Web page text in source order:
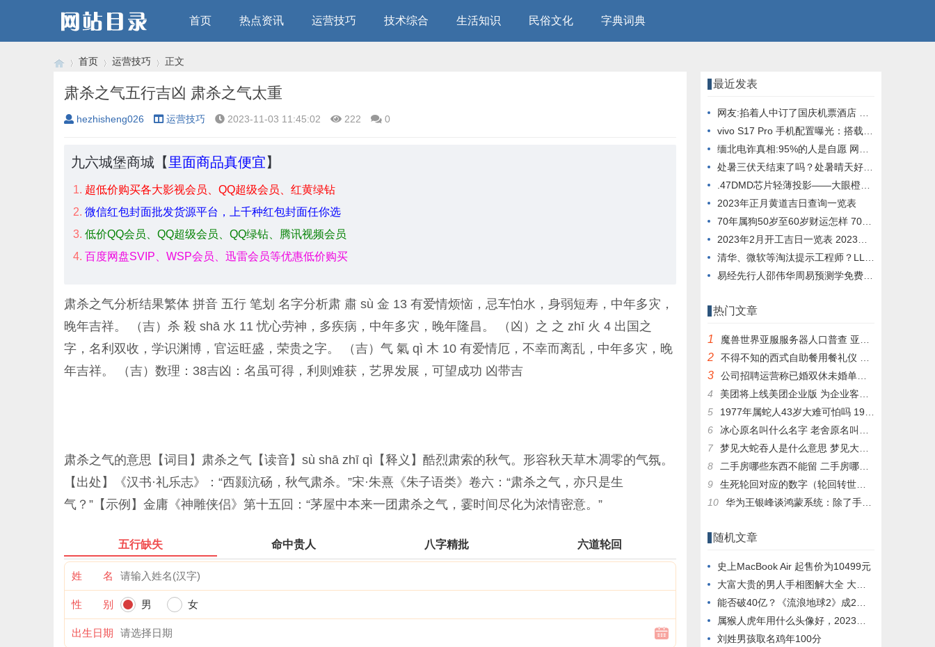
首页 热点资讯 运营技巧 技术综合 生活知识 民俗文化 字典词典
›
首页
›
运营技巧
›
正文
肃杀之气五行吉凶 肃杀之气太重
hezhisheng026 运营技巧 2023-11-03 11:45:02 222 0
九六城堡商城【 里面商品真便宜】
超低价购买各大影视会员、QQ超级会员、红黄绿钻
微信红包封面批发货源平台，上千种红包封面任你选
低价QQ会员、QQ超级会员、QQ绿钻、腾讯视频会员
百度网盘SVIP、WSP会员、迅雷会员等优惠低价购买
肃杀之气分析结果繁体 拼音 五行 笔划 名字分析肃 肅 sù 金 13 有爱情烦恼，忌车怕水，身弱短寿，中年多灾，
晚年吉祥。 （吉）杀 殺 shā 水 11 忧心劳神，多疾病，中年多灾，晚年隆昌。 （凶）之 之 zhī 火 4 出国之
字，名利双收，学识渊博，官运旺盛，荣贵之字。 （吉）气 氣 qì 木 10 有爱情厄，不幸而离乱，中年多灾，晚
年吉祥。 （吉）数理：38吉凶：名虽可得，利则难获，艺界发展，可望成功 凶带吉
肃杀之气的意思【词目】肃杀之气【读音】sù shā zhī qì【释义】酷烈肃索的秋气。形容秋天草木凋零的气氛。
【出处】《汉书·礼乐志》：“西颢沆砀，秋气肃杀。”宋·朱熹《朱子语类》卷六：“肃杀之气，亦只是生
气？”【示例】金庸《神雕侠侣》第十五回：“茅屋中本来一团肃杀之气，霎时间尽化为浓情密意。”
五行缺失 命中贵人 八字精批 六道轮回
姓 名
性 别 男 女
出生日期
最近发表
网友:掐着人中订了国庆机票酒店 看到价格差点晕倒
vivo S17 Pro 手机配置曝光：搭载天玑 8200 芯片， 12GB 内存
缅北电诈真相:95%的人是自愿 网友：这就是人性
处暑三伏天结束了吗？处暑晴天好还是下雨好？
.47DMD芯片轻薄投影——大眼橙X7D Pro它终于来了
2023年正月黄道吉日查询一览表
70年属狗50岁至60岁财运怎样 70年属狗51岁财运
2023年2月开工吉日一览表 2023年2月开工大吉日子
清华、微软等淘汰提示工程师？LLM与进化算法结合，创造超强提示优化器
易经先行人邵伟华周易预测学免费四柱八字算命
热门文章
1 魔兽世界亚服服务器人口普查 亚服台服人口普查数据一览
2 不得不知的西式自助餐用餐礼仪 西式自助餐有哪些
3
公司招聘运营称已婚双休未婚单休 求职者称歧视：网友热议没啥问题
4
美团将上线美团企业版 为企业客户提供消费服务
5
1977年属蛇人43岁大难可怕吗 1977属蛇人43岁后命运
6
冰心原名叫什么名字 老舍原名叫什么名字
7
梦见大蛇吞人是什么意思 梦见大蛇吞人是什么意思周公解梦
8
二手房哪些东西不能留 二手房哪些东西不能留在家里
9
生死轮回对应的数字（轮回转世打数字）
10
华为王银峰谈鸿蒙系统：除了手机 纳入生态的还有这些
随机文章
史上MacBook Air 起售价为10499元
大富大贵的男人手相图解大全 大富大贵男人手相特征
能否破40亿？《流浪地球2》成2月票房 力压《满江红》
属猴人虎年用什么头像好，2023年十二生肖最转运的微信头像
刘姓男孩取名鸡年100分